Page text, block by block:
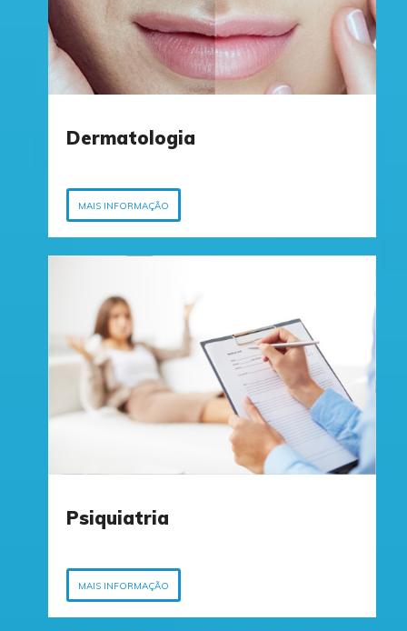
Clínicas com mais de
35 anos ao serviço da
comunidade.
Consulte todas as Especialidades Médicas
Cirurgia Vascular
MAIS INFORMAÇÃO